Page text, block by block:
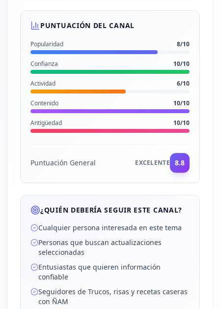
PUNTUACIÓN DEL CANAL
Popularidad 8/10
Confianza 10/10
Actividad 6/10
Contenido 10/10
Antigüedad 10/10
Puntuación General EXCELENTE 8.8
¿QUIÉN DEBERÍA SEGUIR ESTE CANAL?
Cualquier persona interesada en este tema
Personas que buscan actualizaciones
seleccionadas
Entusiastas que quieren información
confiable
Seguidores de Trucos, risas y recetas caseras
con ÑAM